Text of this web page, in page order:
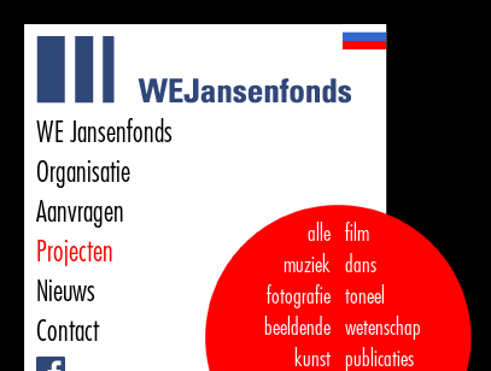
WE Jansenfonds
Organisatie
Aanvragen
Projecten
Nieuws
Contact
alle
muziek
fotografie
beeldende
kunst
film
dans
toneel
wetenschap
publicaties